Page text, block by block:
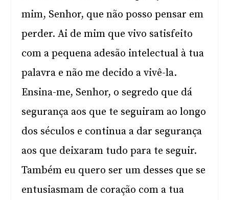
mim, Senhor, que não posso pensar em
perder. Ai de mim que vivo satisfeito
com a pequena adesão intelectual à tua
palavra e não me decido a vivê-la.
Ensina-me, Senhor, o segredo que dá
segurança aos que te seguiram ao longo
dos séculos e continua a dar segurança
aos que deixaram tudo para te seguir.
Também eu quero ser um desses que se
entusiasmam de coração com a tua